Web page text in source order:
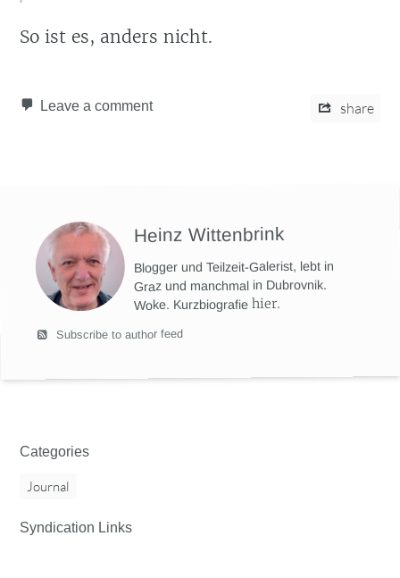
So ist es, anders nicht.
Leave a comment share
Heinz Wittenbrink
Blogger und Teilzeit-Galerist, lebt in
Graz und manchmal in Dubrovnik.
Woke. Kurzbiografiehier.
Subscribe to author feed
Categories
Journal
Syndication Links